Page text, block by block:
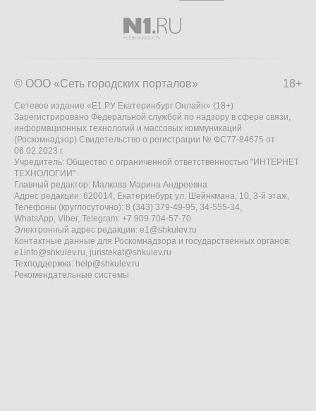
18+
© ООО «Сеть городских порталов»
Сетевое издание «Е1.РУ Екатеринбург Онлайн» (18+)
Зарегистрировано Федеральной службой по надзору в сфере связи,
информационных технологий и массовых коммуникаций
(Роскомнадзор) Свидетельство о регистрации № ФС77-84675 от
06.02.2023 г.
Учредитель: Общество с ограниченной ответственностью "ИНТЕРНЕТ
ТЕХНОЛОГИИ"
Главный редактор: Малкова Марина Андреевна
Адрес редакции: 620014, Екатеринбург, ул. Шейнкмана, 10, 3-й этаж,
Телефоны (круглосуточно): 8 (343) 379-49-95, 34-555-34,
WhatsApp, Viber, Telegram: +7 909 704-57-70
Электронный адрес редакции: e1@shkulev.ru
Контактные данные для Роскомнадзора и государственных органов:
e1info@shkulev.ru, juristekat@shkulev.ru
Техподдержка: help@shkulev.ru
Рекомендательные системы